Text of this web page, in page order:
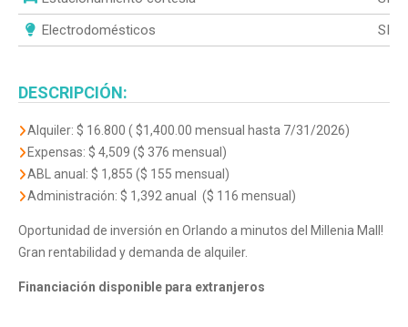
Electrodomésticos
SI
DESCRIPCIÓN:
Alquiler: $ 16.800 ( $1,400.00 mensual hasta 7/31/2026)
Expensas: $ 4,509 ($ 376 mensual)
ABL anual: $ 1,855 ($ 155 mensual)
Administración: $ 1,392 anual ($ 116 mensual)
Oportunidad de inversión en Orlando a minutos del Millenia Mall!
Gran rentabilidad y demanda de alquiler.
Financiación disponible para extranjeros